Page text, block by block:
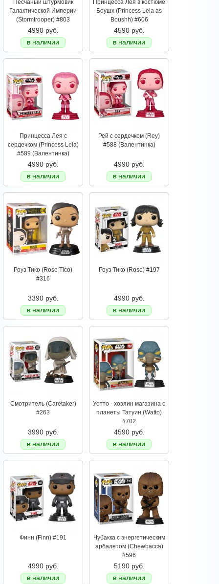
Песчаный штурмовик
Галактической Империи
(Stormtrooper) #803
4990 руб.
в наличии
Принцесса Лея в костюме
Боушх (Princess Leia as
Boushh) #606
4590 руб.
в наличии
Принцесса Лея с
сердечком (Princess Leia)
#589 (Валентинка)
4990 руб.
в наличии
Рей с сердечком (Rey)
#588 (Валентинка)
4990 руб.
в наличии
Роуз Тико (Rose Tico)
#316
3390 руб.
в наличии
Роуз Тико (Rose) #197
4990 руб.
в наличии
Смотритель (Caretaker)
#263
3990 руб.
в наличии
Уотто - хозяин магазина с
планеты Татуин (Watto)
#702
4590 руб.
в наличии
Финн (Finn) #191
4990 руб.
в наличии
Чубакка с энергетическим
арбалетом (Chewbacca)
#596
5190 руб.
в наличии